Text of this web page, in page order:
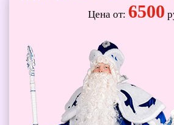
Цена от: 6500